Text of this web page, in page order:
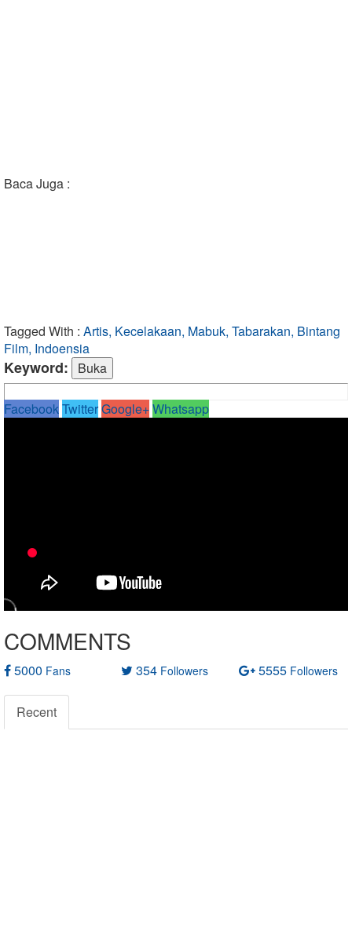
Baca Juga :
Tagged With : Artis, Kecelakaan, Mabuk, Tabarakan, Bintang
Film, Indoensia
Keyword:
FacebookTwitterGoogle+Whatsapp
COMMENTS
5000 Fans 354 Followers 5555 Followers
Recent